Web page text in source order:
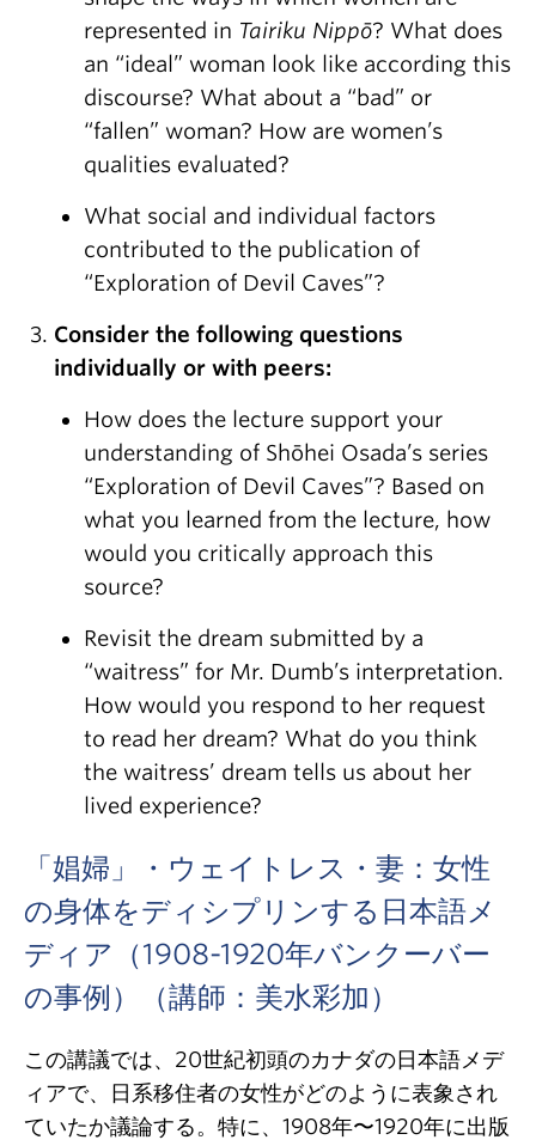
represented in Tairiku Nippō? What does
an “ideal” woman look like according this
discourse? What about a “bad” or
“fallen” woman? How are women’s
qualities evaluated?
What social and individual factors
contributed to the publication of
“Exploration of Devil Caves”?
Consider the following questions
individually or with peers:
How does the lecture support your
understanding of Shōhei Osada’s series
“Exploration of Devil Caves”? Based on
what you learned from the lecture, how
would you critically approach this
source?
Revisit the dream submitted by a
“waitress” for Mr. Dumb’s interpretation.
How would you respond to her request
to read her dream? What do you think
the waitress’ dream tells us about her
lived experience?
「娼婦」・ウェイトレス・妻：女性
の身体をディシプリンする日本語メ
ディア（1908-1920年バンクーバー
の事例）（講師：美水彩加）
この講議では、20世紀初頭のカナダの日本語メデ
ィアで、日系移住者の女性がどのように表象され
ていたか議論する。特に、1908年〜1920年に出版